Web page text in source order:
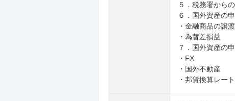
５．税務署から
６．国外資産の
・金融商品の譲
・為替差損益
７．国外資産の
・FX
・国外不動産
・邦貨換算レート